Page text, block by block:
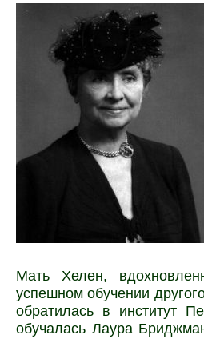
Мать Хелен,
успешном обучении
обратилась в институт
обучалась Лаура